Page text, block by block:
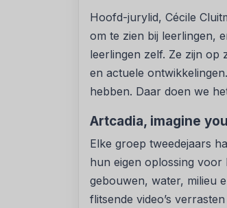
Hoofd-jurylid, Cécile
om te zien bij leerlingen,
leerlingen zelf. Ze zijn op
en actuele
hebben. Daar doen we
Artcadia, imagine
Elke groep tweedejaars
hun eigen oplossing voor
gebouwen, water, milieu
flitsende video’s